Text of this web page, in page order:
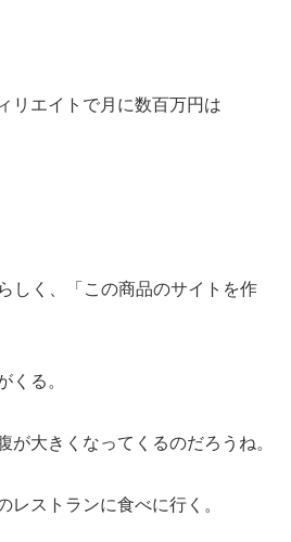
リエイトで月に数百万円は
しく、「この商品のサイトを作
くる。
が大きくなってくるのだろうね。
レストランに食べに行く。